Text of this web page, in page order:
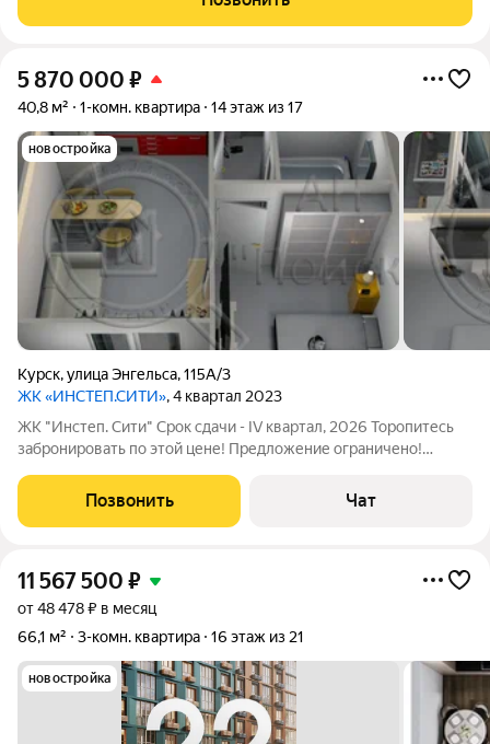
представлен одноподъездным, 21-этажным
5 870 000 ₽
40,8 м² 1-комн. квартира 14 этаж из 17
новостройка
Курск,улица Энгельса,115А/3
ЖК «ИНСТЕП.СИТИ», 4 квартал 2023
ЖK "Инстеп. Cити" Срок сдачи - IV квартал, 2026 Торопитесь
забронировать по этой цене! Предложение ограничено!
звоните, наши менеджеры вам все расскажут! ЗВОНИТЕ!!!
Продается однокомнатная
Позвонить Чат
11 567 500 ₽
от 48 478 ₽ в месяц
66,1 м²
3-комн. квартира 16 этаж из 21
новостройка